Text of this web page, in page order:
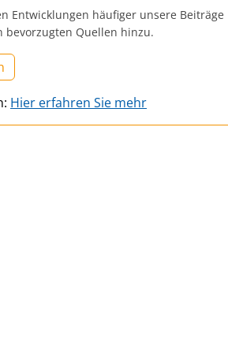
Entwicklungen häufiger unsere Beiträge
bevorzugten Quellen hinzu.
Hier erfahren Sie mehr